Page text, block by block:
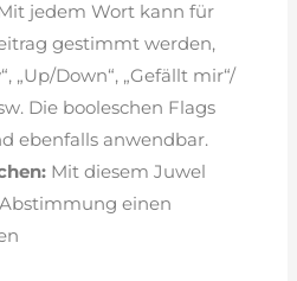
jedem Wort kann für
gestimmt werden,
„Up/Down“, „Gefällt mir“/
Die booleschen Flags
ebenfalls anwendbar.
Mit diesem Juwel
einen